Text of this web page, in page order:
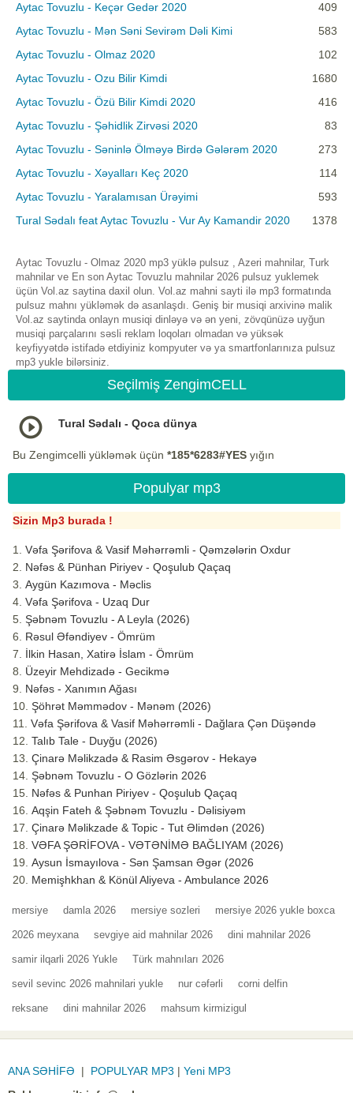
Aytac Tovuzlu - Keçər Gedər 2020
409
Aytac Tovuzlu - Mən Səni Sevirəm Dəli Kimi
583
Aytac Tovuzlu - Olmaz 2020
102
Aytac Tovuzlu - Ozu Bilir Kimdi
1680
Aytac Tovuzlu - Özü Bilir Kimdi 2020
416
Aytac Tovuzlu - Şəhidlik Zirvəsi 2020
83
Aytac Tovuzlu - Səninlə Ölməyə Birdə Gələrəm 2020
273
Aytac Tovuzlu - Xəyalları Keç 2020
114
Aytac Tovuzlu - Yaralamısan Ürəyimi
593
Tural Sədalı feat Aytac Tovuzlu - Vur Ay Kamandir 2020
1378
Aytac Tovuzlu - Olmaz 2020 mp3 yüklə pulsuz , Azeri mahnilar, Turk
mahnilar ve En son Aytac Tovuzlu mahnilar 2026 pulsuz yuklemek
üçün Vol.az saytina daxil olun. Vol.az mahni sayti ilə mp3 formatında
pulsuz mahnı yükləmək də asanlaşdı. Geniş bir musiqi arxivinə malik
Vol.az saytinda onlayn musiqi dinləyə və ən yeni, zövqünüzə uyğun
musiqi parçalarını səsli reklam loqoları olmadan və yüksək
keyfiyyətdə istifadə etdiyiniz kompyuter və ya smartfonlarınıza pulsuz
mp3 yukle bilərsiniz.
Seçilmiş ZengimCELL
Tural Sədalı - Qoca dünya
Bu Zengimcelli yükləmək üçün *185*6283#YES yığın
Populyar mp3
Sizin Mp3 burada !
Vəfa Şərifova & Vasif Məhərrəmli - Qəmzələrin Oxdur
Nəfəs & Pünhan Piriyev - Qoşulub Qaçaq
Aygün Kazımova - Məclis
Vəfa Şərifova - Uzaq Dur
Şəbnəm Tovuzlu - A Leyla (2026)
Rəsul Əfəndiyev - Ömrüm
İlkin Hasan, Xatirə İslam - Ömrüm
Üzeyir Mehdizadə - Gecikmə
Nəfəs - Xanımın Ağası
Şöhrət Məmmədov - Mənəm (2026)
Vəfa Şərifova & Vasif Məhərrəmli - Dağlara Çən Düşəndə
Talıb Tale - Duyğu (2026)
Çinarə Məlikzadə & Rasim Əsgərov - Hekayə
Şəbnəm Tovuzlu - O Gözlərin 2026
Nəfəs & Punhan Piriyev - Qoşulub Qaçaq
Aqşin Fateh & Şəbnəm Tovuzlu - Dəlisiyəm
Çinarə Məlikzade & Topic - Tut Əlimdən (2026)
VƏFA ŞƏRİFOVA - VƏTƏNİMƏ BAĞLIYAM (2026)
Aysun İsmayılova - Sən Şamsan Əgər (2026
Memişhkhan & Könül Aliyeva - Ambulance 2026
mersiye damla 2026 mersiye sozleri mersiye 2026 yukle boxca
2026 meyxana sevgiye aid mahnilar 2026 dini mahnilar 2026
samir ilqarli 2026 Yukle Türk mahnıları 2026
sevil sevinc 2026 mahnilari yukle nur cəfərli corni delfin
reksane dini mahnilar 2026 mahsum kirmizigul
ANA SƏHİFƏ | POPULYAR MP3 | Yeni MP3